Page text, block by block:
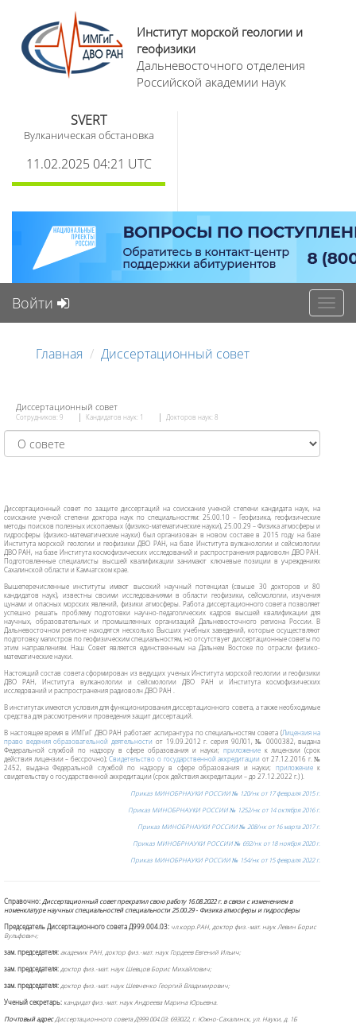
Институт морской геологии и
геофизики
Дальневосточного отделения
Российской академии наук
SVERT
Вулканическая обстановка
11.02.2025 04:21 UTC
Войти
Главная Диссертационный совет
Диссертационный совет
Сотрудников: 9 Кандидатов наук: 1 Докторов наук: 8
Диссертационный совет по защите диссертаций на соискание ученой степени кандидата наук, на
соискание ученой степени доктора наук по специальностям: 25.00.10 – Геофизика, геофизические
методы поисков полезных ископаемых (физико-математические науки), 25.00.29 – Физика атмосферы и
гидросферы (физико-математические науки) был организован в новом составе в 2015 году на базе
Института морской геологии и геофизики ДВО РАН, на базе Института вулканологии и сейсмологии
ДВО РАН, на базе Института космофизических исследований и распространения радиоволн ДВО РАН.
Подготовленные специалисты высшей квалификации занимают ключевые позиции в учреждениях
Сахалинской области и Камчатском крае.
Вышеперечисленные институты имеют высокий научный потенциал (свыше 30 докторов и 80
кандидатов наук), известны своими исследованиями в области геофизики, сейсмологии, изучения
цунами и опасных морских явлений, физики атмосферы. Работа диссертационного совета позволяет
успешно решать проблему подготовки научно-педагогических кадров высшей квалификации для
научных, образовательных и промышленных организаций Дальневосточного региона России. В
Дальневосточном регионе находятся несколько Высших учебных заведений, которые осуществляют
подготовку магистров по геофизическим специальностям, но отсутствует диссертационные советы по
этим направлениям. Наш Совет является единственным на Дальнем Востоке по отрасли физико-
математические науки.
Настоящий состав совета сформирован из ведущих ученых Института морской геологии и геофизики
ДВО РАН, Института вулканологии и сейсмологии ДВО РАН и Института космофизических
исследований и распространения радиоволн ДВО РАН .
В институтах имеются условия для функционирования диссертационного совета, а также необходимые
средства для рассмотрения и проведения защит диссертаций.
В настоящее время в ИМГиГ ДВО РАН работает аспирантура по специальностям совета (Лицензия на
право ведения образовательной деятельности от 19.09.2012 г. серия 90Л01, № 0000382, выдана
Федеральной службой по надзору в сфере образования и науки; приложениек лицензии (срок
действия лицензии – бессрочно);Свидетельство о государственной аккредитации от 27.12.2016 г. №
2452, выдана Федеральной службой по надзору в сфере образования и науки; приложениек
свидетельству о государственной аккредитации (срок действия аккредитации – до 27.12.2022 г.) ).
Приказ МИНОБРНАУКИ РОССИИ № 120/нк от 17 февраля 2015 г.
Приказ МИНОБРНАУКИ РОССИИ № 1252/нк от 14 октября 2016 г.
Приказ МИНОБРНАУКИ РОССИИ № 208/нк от 16 марта 2017 г.
Приказ МИНОБРНАУКИ РОССИИ № 692/нк от 18 ноября 2020 г.
Приказ МИНОБРНАУКИ РОССИИ № 154/нк от 15 февраля 2022 г.
Справочно: Диссертационный совет прекратил свою работу 16.08.2022 г. в связи с изменением в
номенклатуре научных специальностей специальности 25.00.29 - Физика атмосферы и гидросферы
Председатель Диссертационного совета Д999.004.03: чл.корр.РАН, доктор физ.-мат. наук Левин Борис
Вульфович;
зам. председателя: академик РАН, доктор физ.-мат. наук Гордеев Евгений Ильич;
зам. председателя: доктор физ.-мат. наук Шевцов Борис Михайлович;
зам. председателя: доктор физ.-мат. наук Шевченко Георгий Владимирович;
Ученый секретарь: кандидат физ.-мат. наук Андреева Марина Юрьевна.
Почтовый адрес Диссертационного совета Д999.004.03: 693022, г. Южно-Сахалинск, ул. Науки, д. 1Б